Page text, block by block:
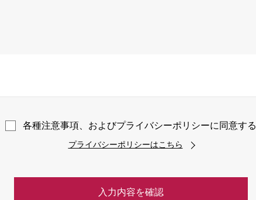
各種注意事項、およびプライバシーポリシーに同意する
プライバシーポリシーはこちら